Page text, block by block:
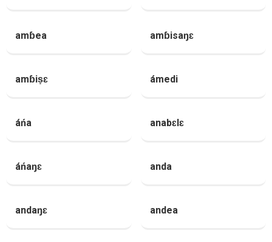
amɓea amɓisaŋɛ
amɓiṣɛ ámedi
áńa anabɛlɛ
áńaŋɛ anda
andaŋɛ andea